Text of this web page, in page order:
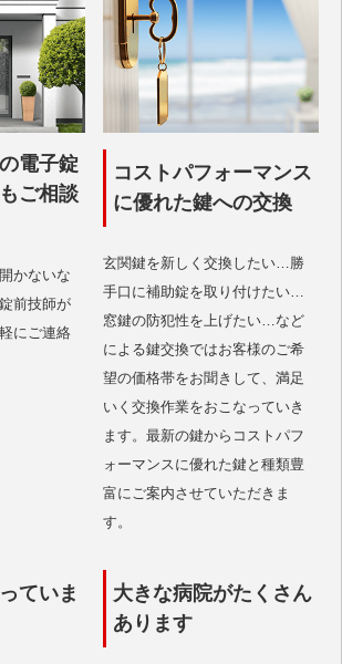
電子錠
ご相談
かないな
前技師が
にご連絡
コストパフォーマンス
に優れた鍵への交換
玄関鍵を新しく交換したい…勝
手口に補助錠を取り付けたい…
窓鍵の防犯性を上げたい…など
による鍵交換ではお客様のご希
望の価格帯をお聞きして、満足
いく交換作業をおこなっていき
ます。最新の鍵からコストパフ
ォーマンスに優れた鍵と種類豊
富にご案内させていただきま
す。
ていま
大きな病院がたくさん
あります